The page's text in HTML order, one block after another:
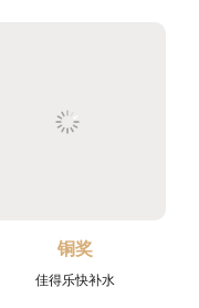
铜奖
佳得乐快补水